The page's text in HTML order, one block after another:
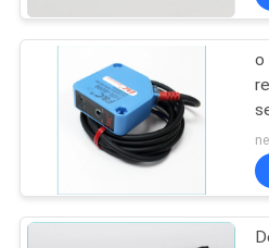
interruptor
sensor
o